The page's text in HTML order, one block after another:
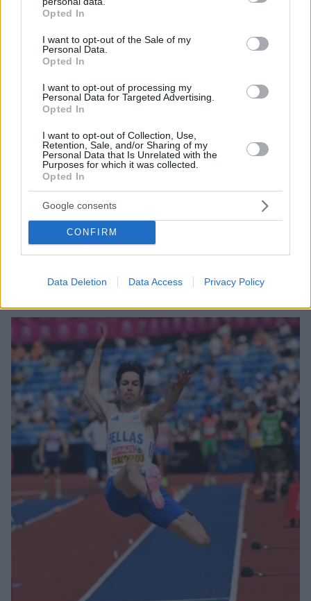
grant or deny consent to Google and its third-party tags to
use your data for below specified purposes in below Google
consent section.
Opted In
I want to opt-out of the Sale of my
Personal Data.
Opted In
I want to opt-out of processing my
Personal Data for Targeted Advertising.
Opted In
I want to opt-out of Collection, Use,
Retention, Sale, and/or Sharing of my
Personal Data that Is Unrelated with the
Purposes for which it was collected.
Opted In
Google consents
CONFIRM
Data Deletion Data Access Privacy Policy
Kim Kardashian και Lewis Hamilton: Οι φωτογραφίες
καταλαβαίνει
πριν 23 λεπτά
μεζέ της θάλασσας
πριν 23 λεπτά
Πολύ υψηλός κίνδυνος πυρκαγιάς αύριο (11/8) σε Αττική
και άλλες τέσσερις περιοχές
πριν 25 λεπτά
ΔΕΙΤΕ ΟΛΕΣ ΤΙΣ ΕΙΔΗΣΕΙΣ